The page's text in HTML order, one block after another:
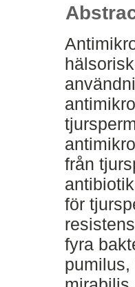
från
för
fyra